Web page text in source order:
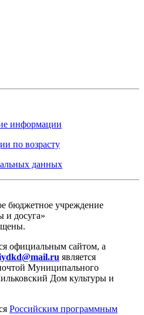
информации
по возрасту
данных
бюджетное учреждение
и досуга»
официальным сайтом, а
является
Муниципального
Дом культуры и
Российским программным